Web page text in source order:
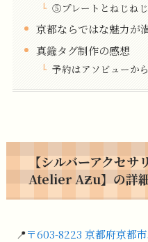
⑤プレートとねじね
京都ならではな魅力が
真鍮タグ制作の感想
予約はアソビューから
【シルバーアクセ
Atelier AƵu】の詳
📍〒603-8223 京都府京都